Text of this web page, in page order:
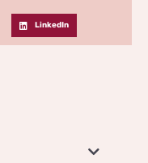
LinkedIn